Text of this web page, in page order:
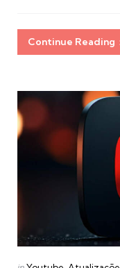
Continue Reading
Categories